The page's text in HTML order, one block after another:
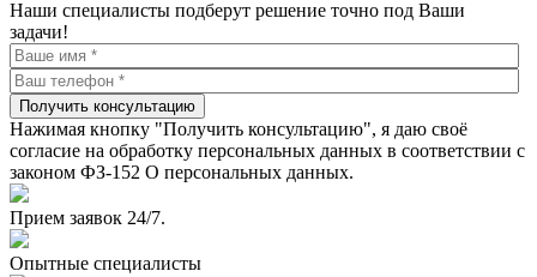
Наши специалисты подберут решение точно под Ваши
задачи!
Получить консультацию
Нажимая кнопку "Получить консультацию", я даю своё
согласие на обработку персональных данных в соответствии с
законом ФЗ-152 О персональных данных.
Прием заявок 24/7.
Опытные специалисты